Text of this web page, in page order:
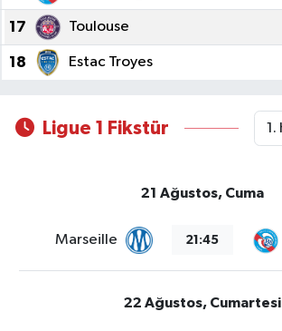
17 Toulouse
18 Estac Troyes
Ligue 1 Fikstür
21 Ağustos, Cuma
Marseille 21:45
22 Ağustos, Cumartesi